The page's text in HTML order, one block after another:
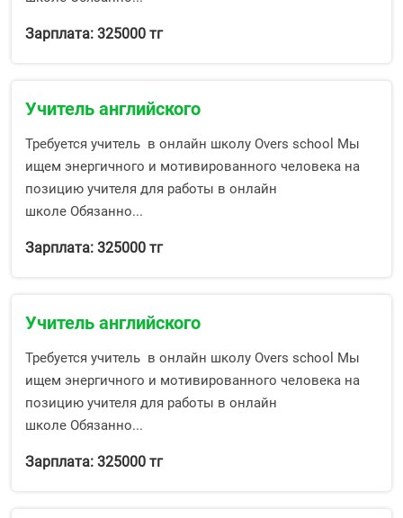
Зарплата: 325000 тг
Учитель английского
Требуется учитель в онлайн школу Overs school Мы
ищем энергичного и мотивированного человека на
позицию учителя для работы в онлайн
школе Обязанно...
Зарплата: 325000 тг
Учитель английского
Требуется учитель в онлайн школу Overs school Мы
ищем энергичного и мотивированного человека на
позицию учителя для работы в онлайн
школе Обязанно...
Зарплата: 325000 тг